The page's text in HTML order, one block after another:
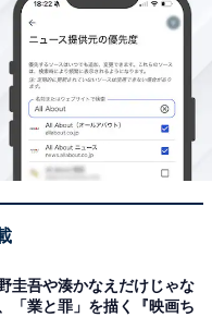
圭吾や湊かなえだけじゃな
「業と罪」を描く『映画ち